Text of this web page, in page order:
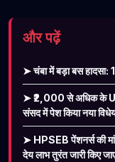
और पढ़ें
➤ चंबा में बड़ा बस हादसा:
➤ ₹2,000 से अधिक के
संसद में पेश किया नया
➤ HPSEB पेंशनर्स की
देय लाभ तुरंत जारी किए